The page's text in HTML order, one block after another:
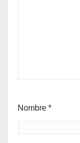
Nombre *